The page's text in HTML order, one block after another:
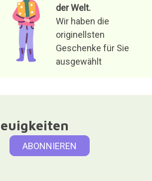
der Welt.
Wir haben die
originellsten
Geschenke für Sie
ausgewählt